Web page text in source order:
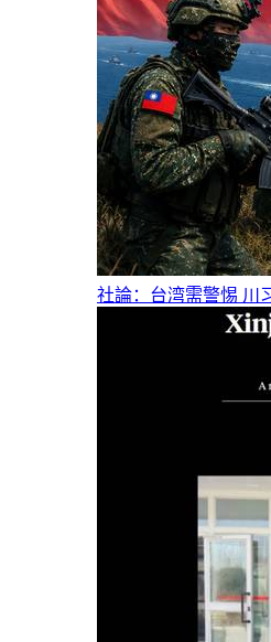
社論：台湾需警惕 川